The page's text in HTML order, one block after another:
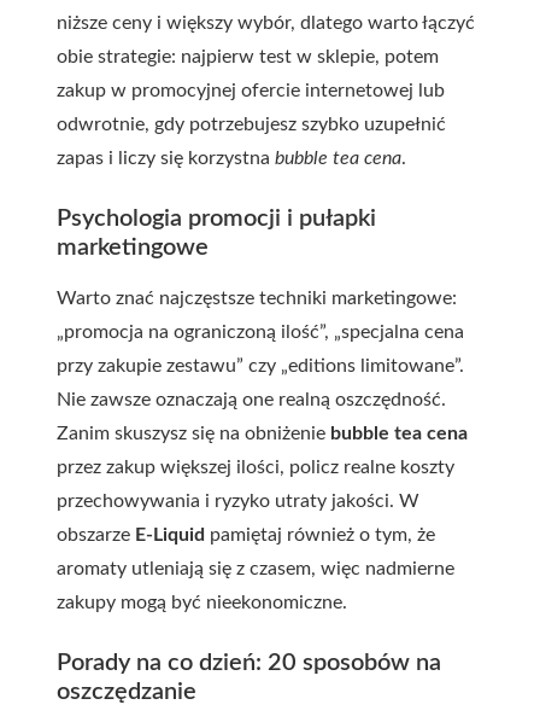
niższe ceny i większy wybór, dlatego warto łączyć
obie strategie: najpierw test w sklepie, potem
zakup w promocyjnej ofercie internetowej lub
odwrotnie, gdy potrzebujesz szybko uzupełnić
zapas i liczy się korzystna bubble tea cena.
Psychologia promocji i pułapki
marketingowe
Warto znać najczęstsze techniki marketingowe:
„promocja na ograniczoną ilość”, „specjalna cena
przy zakupie zestawu” czy „editions limitowane”.
Nie zawsze oznaczają one realną oszczędność.
Zanim skuszysz się na obniżenie bubble tea cena
przez zakup większej ilości, policz realne koszty
przechowywania i ryzyko utraty jakości. W
obszarze E-Liquid pamiętaj również o tym, że
aromaty utleniają się z czasem, więc nadmierne
zakupy mogą być nieekonomiczne.
Porady na co dzień: 20 sposobów na
oszczędzanie